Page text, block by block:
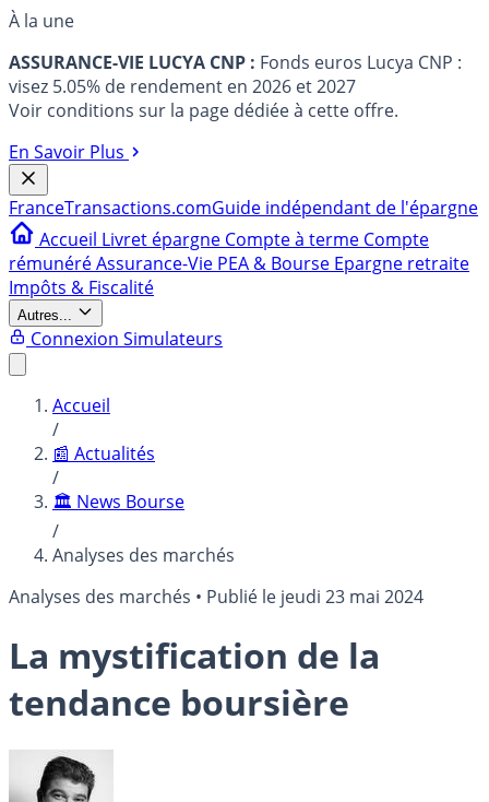
À la une
ASSURANCE-VIE LUCYA CNP : Fonds euros Lucya CNP :
visez 5.05% de rendement en 2026 et 2027
Voir conditions sur la page dédiée à cette offre.
En Savoir Plus
FranceTransactions.comGuide indépendant de l'épargne
Accueil Livret épargne Compte à terme Compte
rémunéréAssurance-Vie PEA & Bourse Epargne retraite
Impôts & Fiscalité
Autres...
Connexion Simulateurs
Accueil
/
📰 Actualités
/
🏛️ News Bourse
/
Analyses des marchés
Analyses des marchés • Publié le jeudi 23 mai 2024
La mystification de la
tendance boursière